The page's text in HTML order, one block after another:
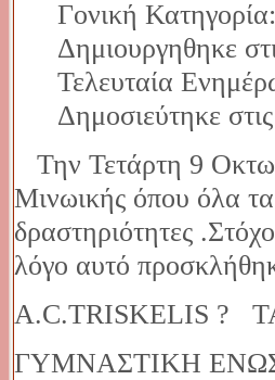
Γονική
Δημιουργηθηκε
Τελευταία
Δημοσιεύτηκε
Την Τετάρτη 9
Μινωικής όπου όλα τα
δραστηριότητες
λόγο αυτό
A.C.TRISKELIS ?
ΓΥΜΝΑΣΤΙΚΗ